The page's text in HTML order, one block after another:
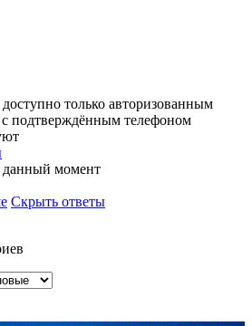
только авторизованным
с подтверждённым телефоном
данный момент
Скрыть ответы